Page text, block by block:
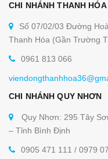
CHI NHÁNH THANH HÓA
Số 07/02/03 Đường
Thanh Hóa (Gần Trường
0961 813 066
CHI NHÁNH QUY NHƠN
Quy Nhơn: 295 Tây
– Tỉnh Bình Định
0905 471 111 / 0979